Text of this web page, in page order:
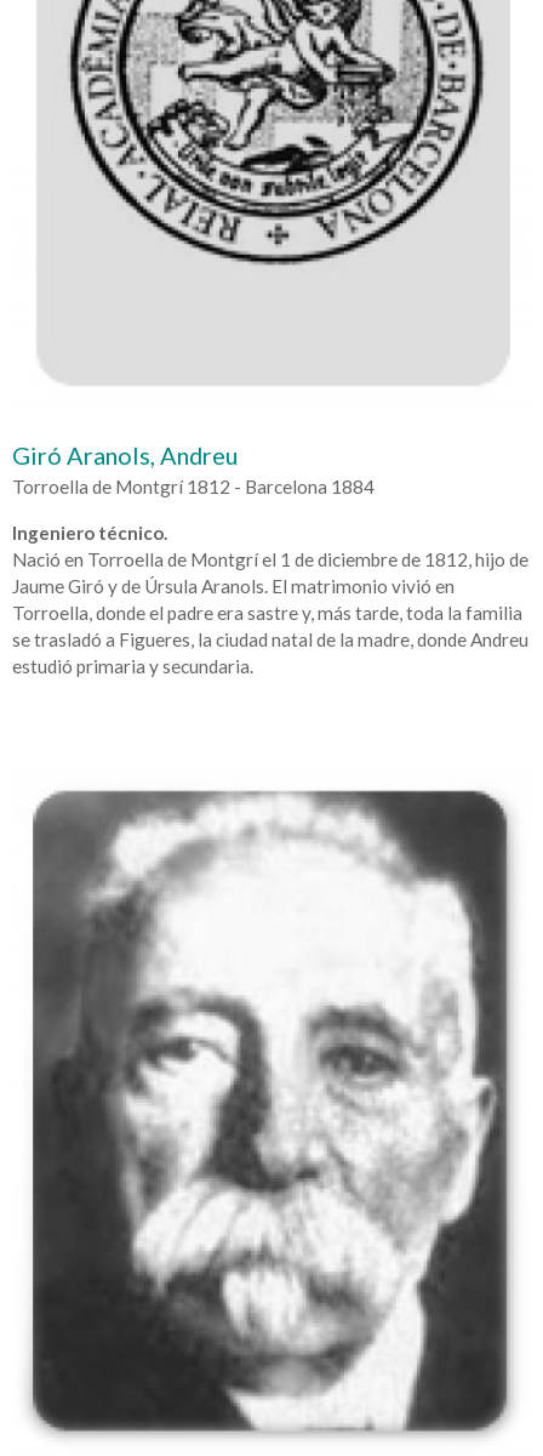
Giró Aranols, Andreu
Torroella de Montgrí 1812 - Barcelona 1884
Ingeniero técnico.
Nació en Torroella de Montgrí el 1 de diciembre de 1812, hijo de
Jaume Giró y de Úrsula Aranols. El matrimonio vivió en
Torroella, donde el padre era sastre y, más tarde, toda la familia
se trasladó a Figueres, la ciudad natal de la madre, donde Andreu
estudió primaria y secundaria.